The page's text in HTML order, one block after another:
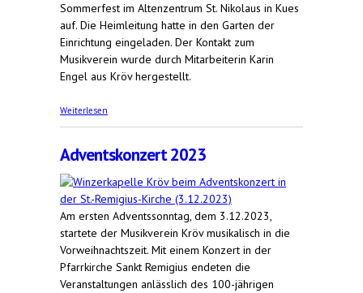
Sommerfest im Altenzentrum St. Nikolaus in Kues
auf. Die Heimleitung hatte in den Garten der
Einrichtung eingeladen. Der Kontakt zum
Musikverein wurde durch Mitarbeiterin Karin
Engel aus Kröv hergestellt.
Weiterlesen
Adventskonzert 2023
Am ersten Adventssonntag, dem 3.12.2023,
startete der Musikverein Kröv musikalisch in die
Vorweihnachtszeit. Mit einem Konzert in der
Pfarrkirche Sankt Remigius endeten die
Veranstaltungen anlässlich des 100-jährigen